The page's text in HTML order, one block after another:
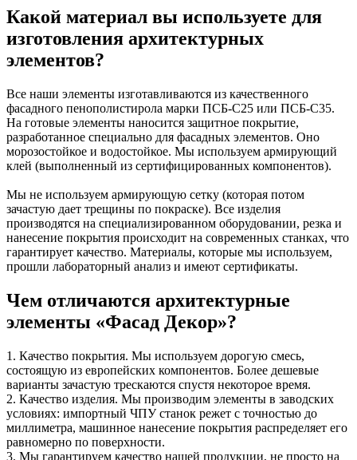
Какой материал вы используете для
изготовления архитектурных
элементов?
Все наши элементы изготавливаются из качественного
фасадного пенополистирола марки ПСБ-С25 или ПСБ-С35.
На готовые элементы наносится защитное покрытие,
разработанное специально для фасадных элементов. Оно
морозостойкое и водостойкое. Мы используем армирующий
клей (выполненный из сертифицированных компонентов).
Мы не используем армирующую сетку (которая потом
зачастую дает трещины по покраске). Все изделия
производятся на специализированном оборудовании, резка и
нанесение покрытия происходит на современных станках, что
гарантирует качество. Материалы, которые мы используем,
прошли лабораторный анализ и имеют сертификаты.
Чем отличаются архитектурные
элементы «Фасад Декор»?
1. Качество покрытия. Мы используем дорогую смесь,
состоящую из европейских компонентов. Более дешевые
варианты зачастую трескаются спустя некоторое время.
2. Качество изделия. Мы производим элементы в заводских
условиях: импортный ЧПУ станок режет с точностью до
миллиметра, машинное нанесение покрытия распределяет его
равномерно по поверхности.
3. Мы гарантируем качество нашей продукции, не просто на